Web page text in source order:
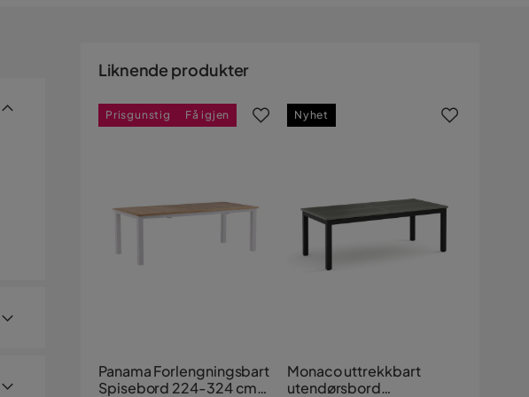
Liknende produkter
Panama Forlengningsbart
Spisebord 224-324 cm
Prisgunstig Få igjen
Monaco uttrekkbart
utendørsbord
Nyhet